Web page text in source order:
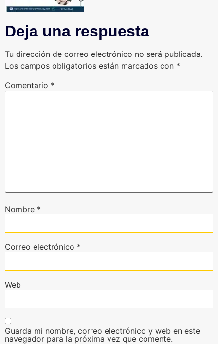
Deja una respuesta
Tu dirección de correo electrónico no será publicada.
Los campos obligatorios están marcados con *
Comentario *
Nombre *
Correo electrónico *
Web
Guarda mi nombre, correo electrónico y web en este
navegador para la próxima vez que comente.